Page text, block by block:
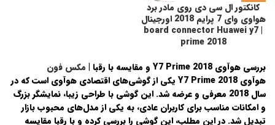
کانکتور ال سی دی روی مادر برد
هواوی وای 7 پرایم 2018 اورجینال
| board connector Huawei y7
prime 2018
بررسی هوآوی Y7 Prime 2018 و مقایسه با رقبا |
مکس فون
هوآوی Y7 Prime 2018
یکی از گوشی‌های اقتصادی هوآوی است که در
سال 2018 معرفی و عرضه شد. این گوشی با طراحی زیبا، نمایشگر بزرگ
و امکانات مناسب برای کاربران عادی، به یکی از مدل‌های محبوب بازار
تبدیل شد. در این مطلب، این گوشی را بررسی کرده و با رقبا مقایسه